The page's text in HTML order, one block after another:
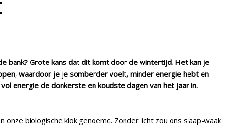
bank? Grote kans dat dit komt door de wintertijd. Het kan je
waardoor je je somberder voelt, minder energie hebt en
energie de donkerste en koudste dagen van het jaar in.
onze biologische klok genoemd. Zonder licht zou ons slaap-waak